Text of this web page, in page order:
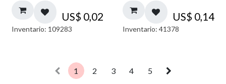
US$ 0,02
Inventario: 109283
US$ 0,14
Inventario: 41378
1 2 3 4 5